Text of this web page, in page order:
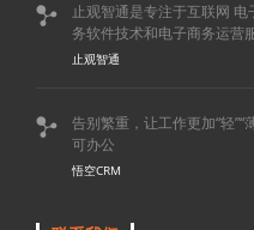

止观智通是专注于互联网
务软件技术和电子商务运营
止观智通

告别繁重，让工作更加“轻
可办公
悟空CRM